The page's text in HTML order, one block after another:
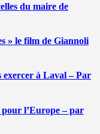
du maire de
» le film de Giannoli
exercer à Laval – Par
l’Europe – par